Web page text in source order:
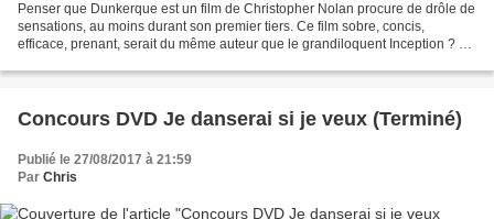
Penser que Dunkerque est un film de Christopher Nolan procure de drôle de
sensations, au moins durant son premier tiers. Ce film sobre, concis,
efficace, prenant, serait du même auteur que le grandiloquent Inception ? On
Concours DVD Je danserai si je veux (Terminé)
Publié le 27/08/2017 à 21:59
Par Chris